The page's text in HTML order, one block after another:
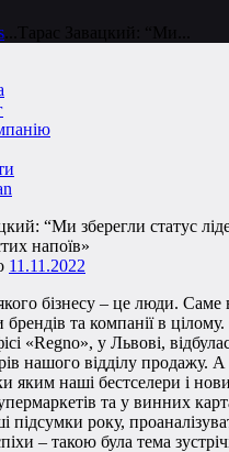
Тарас Завацкий: “Ми...
11.11.2022
бізнесу – це люди. Саме
та компанії в
«Regno», у Львові,
нашого відділу продажу.
яким наші бестселери і
та у винних
підсумки року,
– такою була тема